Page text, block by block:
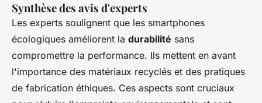
Synthèse des avis d'experts
Les experts soulignent que les smartphones
écologiques améliorent la durabilité sans
compromettre la performance. Ils mettent en avant
l'importance des matériaux recyclés et des pratiques
de fabrication éthiques. Ces aspects sont cruciaux